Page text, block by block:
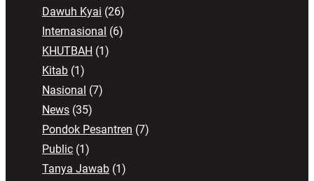
Dawuh Kyai (26)
Internasional (6)
KHUTBAH (1)
Kitab (1)
Nasional (7)
News (35)
Pondok Pesantren (7)
Public (1)
Tanya Jawab (1)